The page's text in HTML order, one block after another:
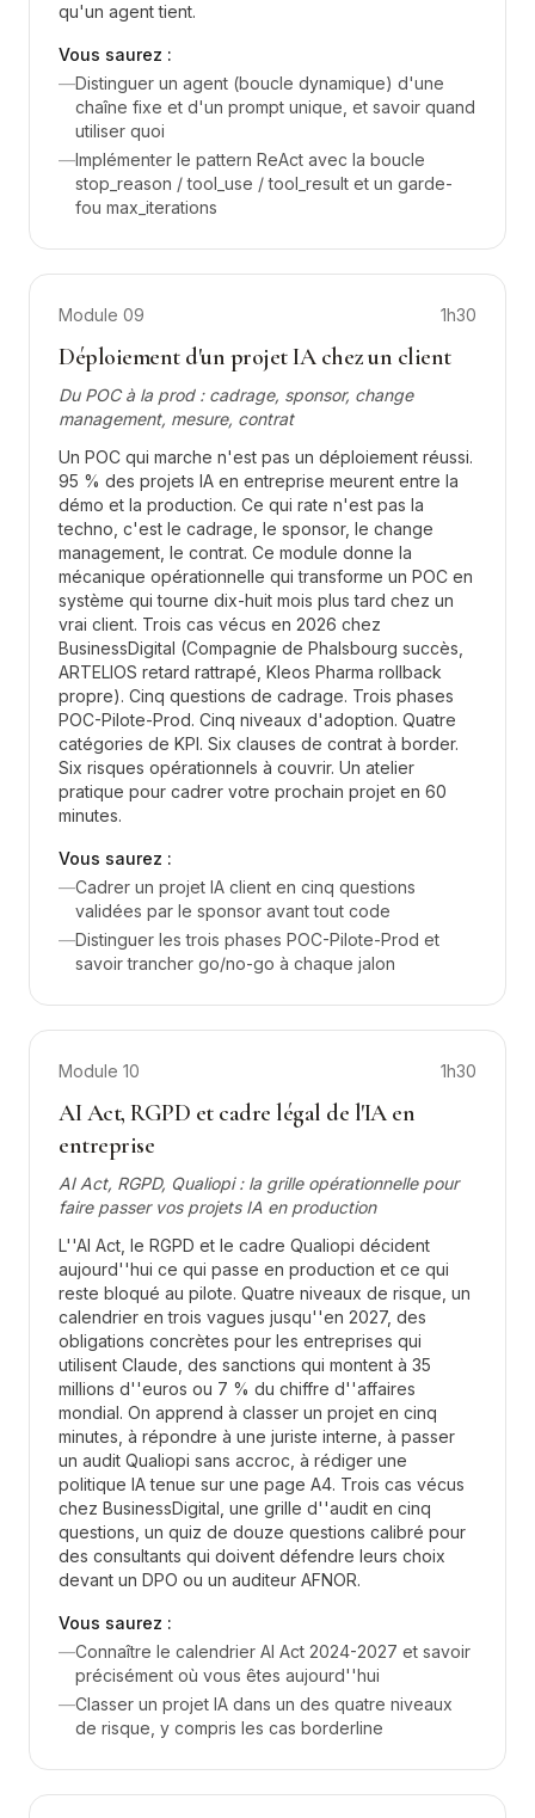
qu'un agent tient.
Vous saurez :
—Distinguer un agent (boucle dynamique) d'une
chaîne fixe et d'un prompt unique, et savoir quand
utiliser quoi
—Implémenter le pattern ReAct avec la boucle
stop_reason / tool_use / tool_result et un garde-
fou max_iterations
Module 09 1h30
Déploiement d'un projet IA chez un client
Du POC à la prod : cadrage, sponsor, change
management, mesure, contrat
Un POC qui marche n'est pas un déploiement réussi.
95 % des projets IA en entreprise meurent entre la
démo et la production. Ce qui rate n'est pas la
techno, c'est le cadrage, le sponsor, le change
management, le contrat. Ce module donne la
mécanique opérationnelle qui transforme un POC en
système qui tourne dix-huit mois plus tard chez un
vrai client. Trois cas vécus en 2026 chez
BusinessDigital (Compagnie de Phalsbourg succès,
ARTELIOS retard rattrapé, Kleos Pharma rollback
propre). Cinq questions de cadrage. Trois phases
POC-Pilote-Prod. Cinq niveaux d'adoption. Quatre
catégories de KPI. Six clauses de contrat à border.
Six risques opérationnels à couvrir. Un atelier
pratique pour cadrer votre prochain projet en 60
minutes.
Vous saurez :
—Cadrer un projet IA client en cinq questions
validées par le sponsor avant tout code
—Distinguer les trois phases POC-Pilote-Prod et
savoir trancher go/no-go à chaque jalon
Module 10 1h30
AI Act, RGPD et cadre légal de l'IA en
entreprise
AI Act, RGPD, Qualiopi : la grille opérationnelle pour
faire passer vos projets IA en production
L''AI Act, le RGPD et le cadre Qualiopi décident
aujourd''hui ce qui passe en production et ce qui
reste bloqué au pilote. Quatre niveaux de risque, un
calendrier en trois vagues jusqu''en 2027, des
obligations concrètes pour les entreprises qui
utilisent Claude, des sanctions qui montent à 35
millions d''euros ou 7 % du chiffre d''affaires
mondial. On apprend à classer un projet en cinq
minutes, à répondre à une juriste interne, à passer
un audit Qualiopi sans accroc, à rédiger une
politique IA tenue sur une page A4. Trois cas vécus
chez BusinessDigital, une grille d''audit en cinq
questions, un quiz de douze questions calibré pour
des consultants qui doivent défendre leurs choix
devant un DPO ou un auditeur AFNOR.
Vous saurez :
—Connaître le calendrier AI Act 2024-2027 et savoir
précisément où vous êtes aujourd''hui
—Classer un projet IA dans un des quatre niveaux
de risque, y compris les cas borderline